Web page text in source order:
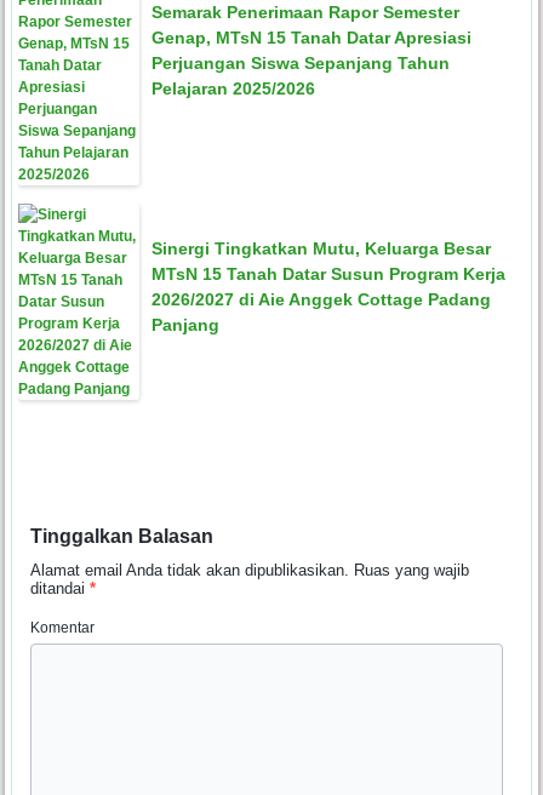
Semarak Penerimaan Rapor Semester
Genap, MTsN 15 Tanah Datar Apresiasi
Perjuangan Siswa Sepanjang Tahun
Pelajaran 2025/2026
Sinergi Tingkatkan Mutu, Keluarga Besar
MTsN 15 Tanah Datar Susun Program Kerja
2026/2027 di Aie Anggek Cottage Padang
Panjang
Tinggalkan Balasan
Alamat email Anda tidak akan dipublikasikan.
Ruas yang wajib
ditandai*
Komentar